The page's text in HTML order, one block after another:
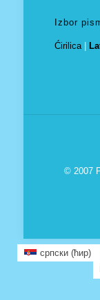
Izbor
Ćirilica|
© 2007
српски (ћир)